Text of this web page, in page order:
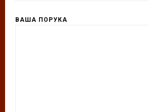
ВАША ПОРУКА